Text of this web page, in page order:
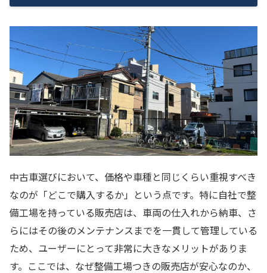
中古車選びにおいて、価格や車種と同じくらい重視すべき
なのが「どこで購入するか」という点です。特に自社で整
備工場を持っている販売店は、車両の仕入れから納車、さ
らにはその後のメンテナンスまでを一貫して管理している
ため、ユーザーにとって非常に大きなメリットがありま
す。ここでは、なぜ整備工場つきの販売店が安心なのか、